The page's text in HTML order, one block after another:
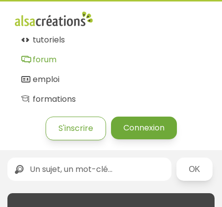
tutoriels
forum
emploi
formations
S'inscrire Connexion
Rechercher